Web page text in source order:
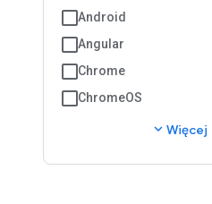
Android
Angular
Chrome
ChromeOS
expand_moreWięcej